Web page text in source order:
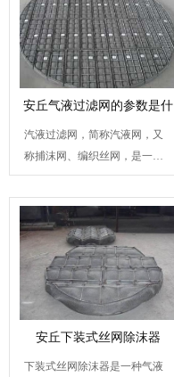
安丘气液过滤网的参数是什
汽液过滤网，简称汽液网，又
称捕沫网、编织丝网，是一种
以特殊形式编织的丝网，...
安丘下装式丝网除沫器
下装式丝网除沫器是一种气液